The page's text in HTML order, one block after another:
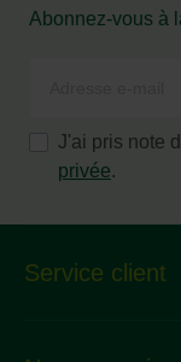
Abonnez-vous à
J'ai pris note
privée.
Service client